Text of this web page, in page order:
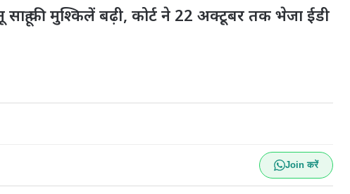
साहू की मुश्किलें बढ़ी, कोर्ट ने 22 अक्टूबर तक भेजा ईडी
Join करें